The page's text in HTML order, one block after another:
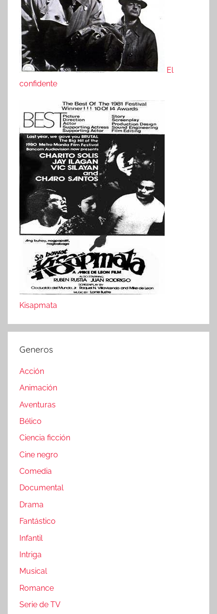
El
confidente
Kisapmata
Generos
Acción
Animación
Aventuras
Bélico
Ciencia ficción
Cine negro
Comedia
Documental
Drama
Fantástico
Infantil
Intriga
Musical
Romance
Serie de TV